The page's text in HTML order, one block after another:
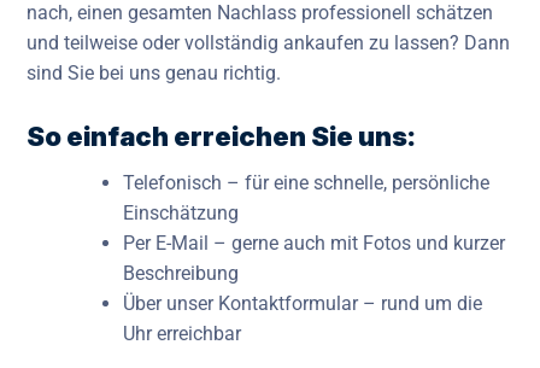
nach, einen gesamten Nachlass professionell schätzen
und teilweise oder vollständig ankaufen zu lassen? Dann
sind Sie bei uns genau richtig.
So einfach erreichen Sie uns:
Telefonisch – für eine schnelle, persönliche
Einschätzung
Per E-Mail – gerne auch mit Fotos und kurzer
Beschreibung
Über unser Kontaktformular – rund um die
Uhr erreichbar